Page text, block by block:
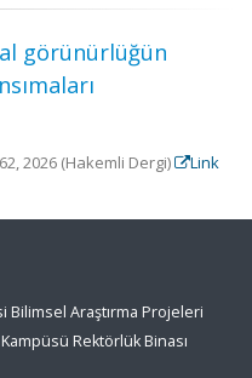
görünürlüğün
2026 (Hakemli Dergi) Link
Bilimsel Araştırma Projeleri
Rektörlük Binası